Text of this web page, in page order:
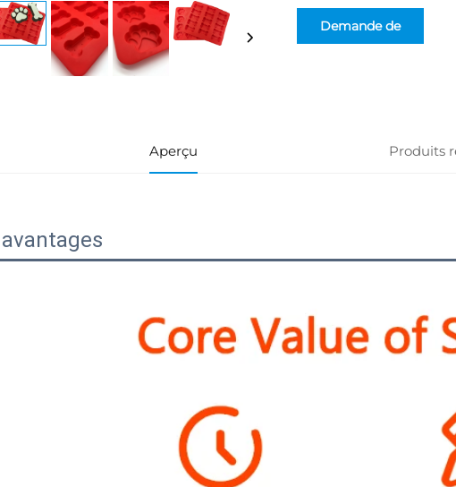
Demande de
Aperçu Produits